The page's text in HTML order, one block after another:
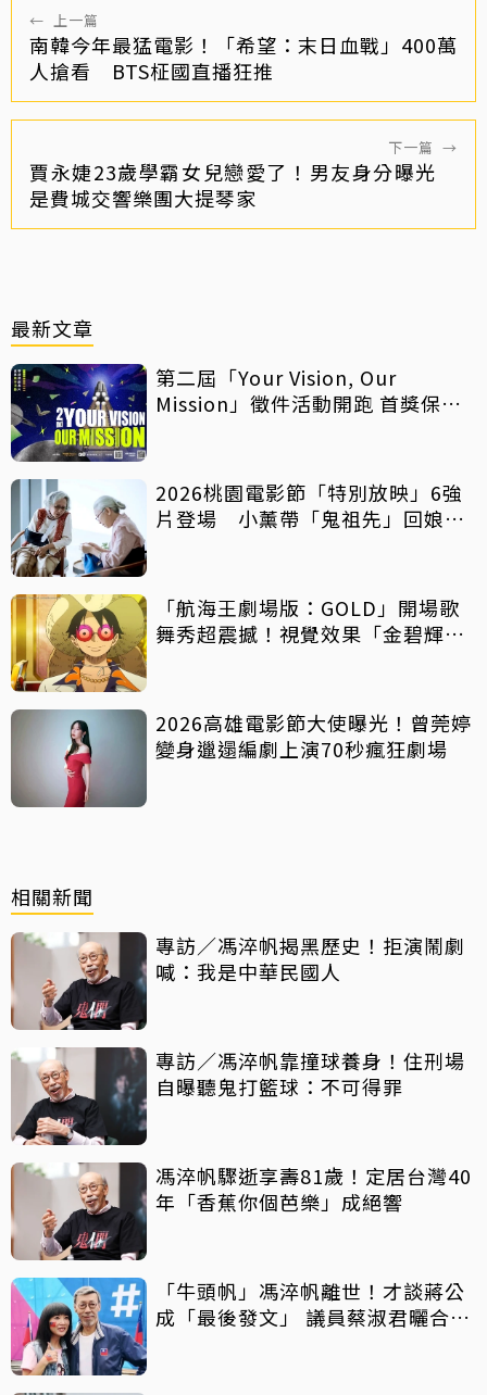
← 上一篇
南韓今年最猛電影！「希望：末日血戰」400萬
人搶看 BTS柾國直播狂推
下一篇 →
賈永婕23歲學霸女兒戀愛了！男友身分曝光
是費城交響樂團大提琴家
最新文章
第二屆「Your Vision, Our
Mission」徵件活動開跑 首獎保證
2026桃園電影節「特別放映」6強
片登場 小薰帶「鬼祖先」回娘
「航海王劇場版：GOLD」開場歌
舞秀超震撼！視覺效果「金碧輝
2026高雄電影節大使曝光！曾莞婷
變身邋遢編劇上演70秒瘋狂劇場
相關新聞
專訪／馮淬帆揭黑歷史！拒演鬧劇
喊：我是中華民國人
專訪／馮淬帆靠撞球養身！住刑場
自曝聽鬼打籃球：不可得罪
馮淬帆驟逝享壽81歲！定居台灣40
年「香蕉你個芭樂」成絕響
「牛頭帆」馮淬帆離世！才談蔣公
成「最後發文」 議員蔡淑君曬合照